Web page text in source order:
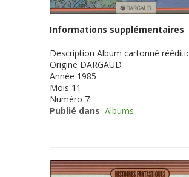
Informations supplémentaires
Description Album cartonné
Origine DARGAUD
Année 1985
Mois 11
Numéro 7
Publié dans Albums